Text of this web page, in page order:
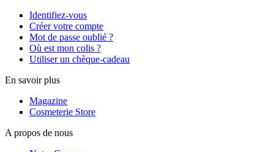
Identifiez-vous
Créer votre compte
Mot de passe oublié ?
Où est mon colis ?
Utiliser un chèque-cadeau
En savoir plus
Magazine
Cosmeterie Store
A propos de nous